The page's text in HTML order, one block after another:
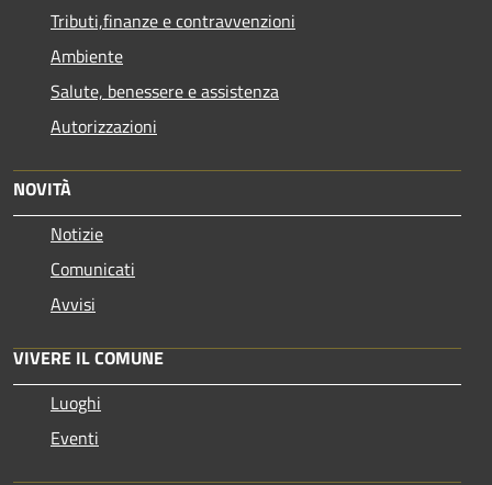
Tributi,finanze e contravvenzioni
Ambiente
Salute, benessere e assistenza
Autorizzazioni
NOVITÀ
Notizie
Comunicati
Avvisi
VIVERE IL COMUNE
Luoghi
Eventi